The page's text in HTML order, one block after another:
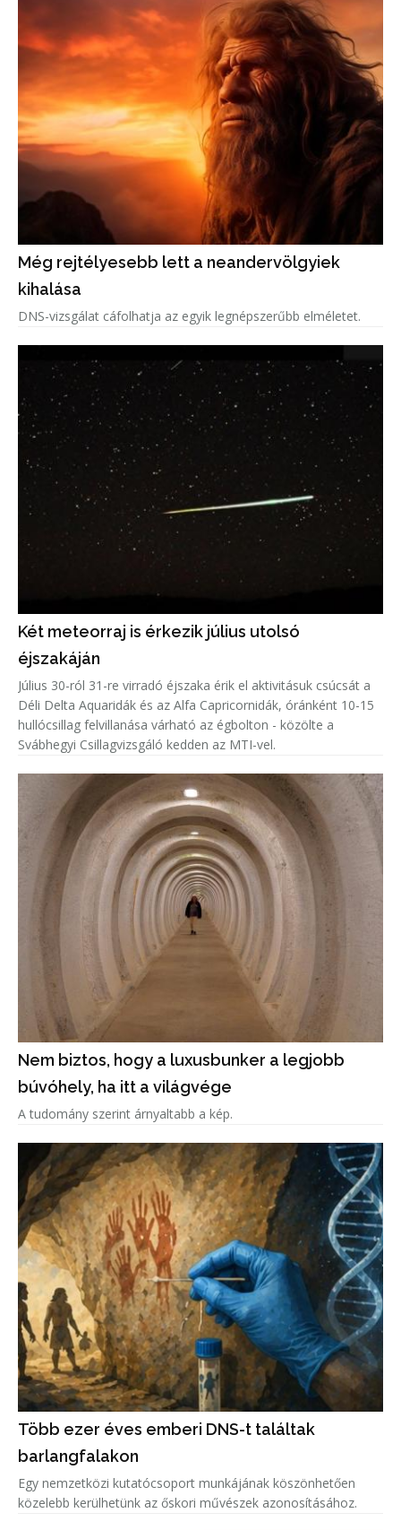
Még rejtélyesebb lett a neandervölgyiek
kihalása
DNS-vizsgálat cáfolhatja az egyik legnépszerűbb elméletet.
Két meteorraj is érkezik július utolsó
éjszakáján
Július 30-ról 31-re virradó éjszaka érik el aktivitásuk csúcsát a
Déli Delta Aquaridák és az Alfa Capricornidák, óránként 10-15
hullócsillag felvillanása várható az égbolton - közölte a
Svábhegyi Csillagvizsgáló kedden az MTI-vel.
Nem biztos, hogy a luxusbunker a legjobb
búvóhely, ha itt a világvége
A tudomány szerint árnyaltabb a kép.
Több ezer éves emberi DNS-t találtak
barlangfalakon
Egy nemzetközi kutatócsoport munkájának köszönhetően
közelebb kerülhetünk az őskori művészek azonosításához.